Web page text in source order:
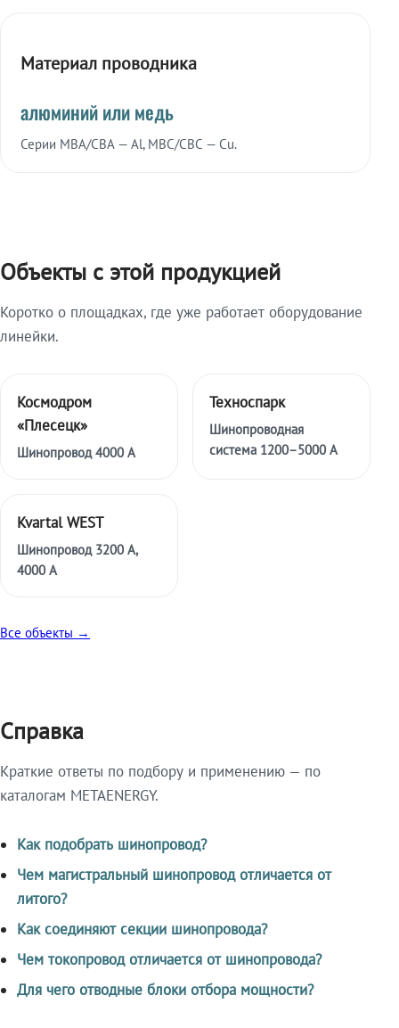
Материал проводника
алюминий или медь
Серии МВА/СВА — Al, МВС/СВС — Cu.
Объекты с этой продукцией
Коротко о площадках, где уже работает оборудование
линейки.
Космодром
«Плесецк»
Шинопровод 4000 А
Техноспарк
Шинопроводная
система 1200–5000 А
Kvartal WEST
Шинопровод 3200 А,
4000 А
Все объекты →
Справка
Краткие ответы по подбору и применению — по
каталогам METAENERGY.
Как подобрать шинопровод?
Чем магистральный шинопровод отличается от
литого?
Как соединяют секции шинопровода?
Чем токопровод отличается от шинопровода?
Для чего отводные блоки отбора мощности?